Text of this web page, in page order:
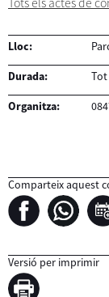
Lloc:
Durada:
Organitza:
Comparteix aquest
Versió per imprimir